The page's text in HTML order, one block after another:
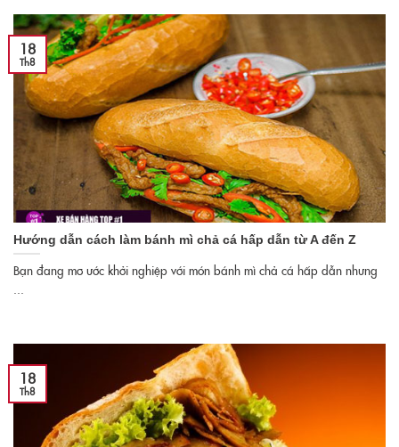
Hướng dẫn cách làm bánh mì chả cá hấp dẫn từ A đến Z
Bạn đang mơ ước khởi nghiệp với món bánh mì chả cá hấp dẫn nhưng
...
18
Th8
18
Th8